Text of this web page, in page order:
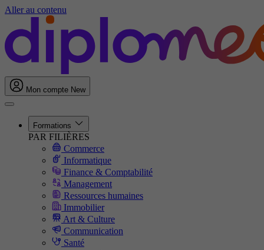
Aller au contenu
Mon compte New
Formations
PAR FILIÈRES
Commerce
Informatique
Finance & Comptabilité
Management
Ressources humaines
Immobilier
Art & Culture
Communication
Santé